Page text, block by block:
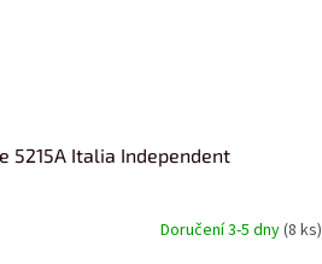
5215A Italia Independent
Doručení 3-5 dny(8 ks)